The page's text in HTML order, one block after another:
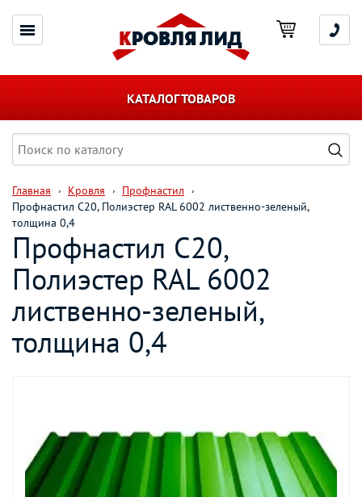
КАТАЛОГ ТОВАРОВ
Главная Кровля
Профнастил
Профнастил С20, Полиэстер RAL 6002 лиственно-зеленый,
толщина 0,4
Профнастил С20,
Полиэстер RAL 6002
лиственно-зеленый,
толщина 0,4